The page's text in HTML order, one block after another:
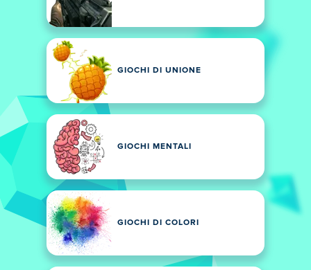
GIOCHI DI UNIONE
GIOCHI MENTALI
GIOCHI DI COLORI